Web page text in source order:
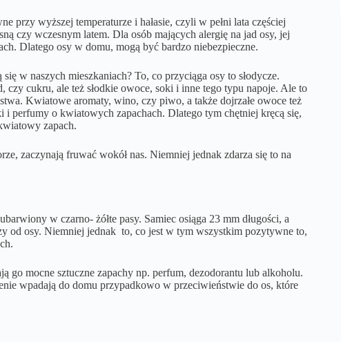
przy wyższej temperaturze i hałasie, czyli w pełni lata częściej
czy wczesnym latem. Dla osób mających alergię na jad osy, jej
Dlatego osy w domu, mogą być bardzo niebezpieczne.
w naszych mieszkaniach? To, co przyciąga osy to słodycze.
czy cukru, ale też słodkie owoce, soki i inne tego typu napoje. Ale to
Kwiatowe aromaty, wino, czy piwo, a także dojrzałe owoce też
perfumy o kwiatowych zapachach. Dlatego tym chętniej kręcą się,
zapach.
zaczynają fruwać wokół nas. Niemniej jednak zdarza się to na
w czarno- żółte pasy. Samiec osiąga 23 mm długości, a
od osy. Niemniej jednak to, co jest w tym wszystkim pozytywne to,
go mocne sztuczne zapachy np. perfum, dezodorantu lub alkoholu.
wpadają do domu przypadkowo w przeciwieństwie do os, które